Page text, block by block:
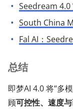
Seedream 4.0
South China
Fal AI：
总结
即梦AI 4.0 将“多
顾可控性、速度